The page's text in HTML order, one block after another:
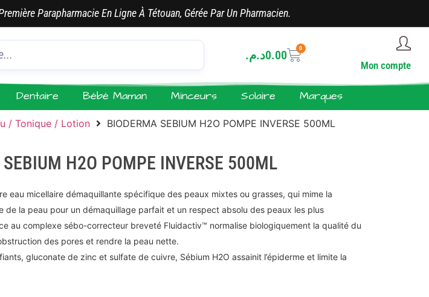
Parapharmacie En Ligne À Tétouan, Gérée Par Un Pharmacien.
0.00د.م. 0
Mon compte
Dentaire Bébé Maman Minceurs Solaire Marques
/ Tonique / Lotion BIODERMA SEBIUM H2O POMPE INVERSE 500ML
H2O POMPE INVERSE 500ML
eau micellaire démaquillante spécifique des peaux mixtes ou grasses, qui mime la
de la peau pour un démaquillage parfait et un respect absolu des peaux les plus
au complexe sébo-correcteur breveté Fluidactiv™ normalise biologiquement la qualité du
des pores et rendre la peau nette.
gluconate de zinc et sulfate de cuivre, Sébium H2O assainit l’épiderme et limite la